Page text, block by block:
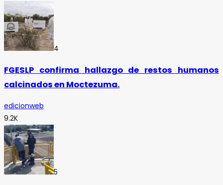
4
FGESLP confirma hallazgo de restos humanos
calcinados en Moctezuma.
edicionweb
9.2K
5